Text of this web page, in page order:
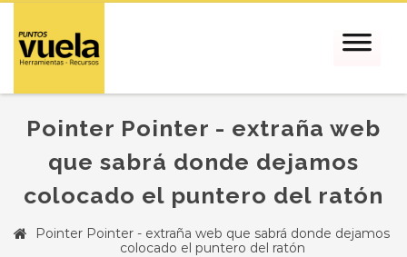
Pointer Pointer - extraña web
que sabrá donde dejamos
colocado el puntero del ratón
Pointer Pointer - extraña web que sabrá donde dejamos
colocado el puntero del ratón